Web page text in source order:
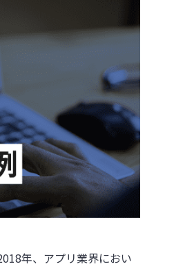
年、アプリ業界におい